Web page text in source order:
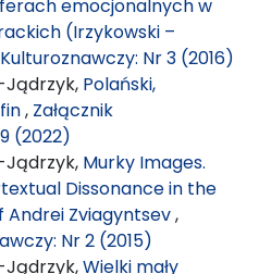
emocjonalnych w
(Irzykowski –
Nr 3 (2016)
Jądrzyk, Polański,
, Załącznik
(2022)
Jądrzyk, Murky Images.
Dissonance in the
Zviagyntsev,
Nr 2 (2015)
Jądrzyk,Wielki mały